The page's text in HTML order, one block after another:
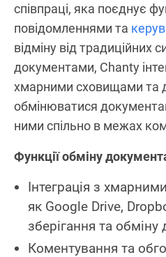
співпраці, яка поєднує
повідомленнями та
відміну від традиційних
документами, Chanty
хмарними сховищами та
обмінюватися
ними спільно в межах
Функції обміну
Інтеграція з
як Google Drive,
зберігання та
Коментування та